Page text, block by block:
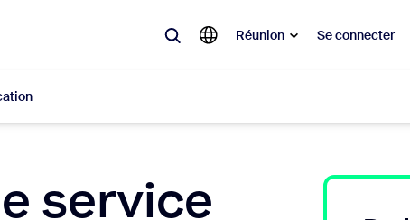
Réunion Se connecter
Populaire
Les solutions en vogue, tendance, qui font le buzz : celles qui
service